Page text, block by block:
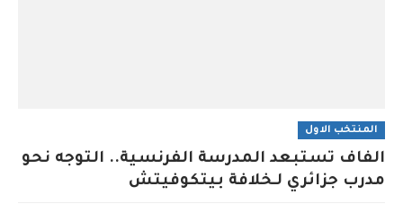
المنتخب الاول
الفاف تستبعد المدرسة الفرنسية.. التوجه نحو
مدرب جزائري لـخلافة بيتكوفيتش